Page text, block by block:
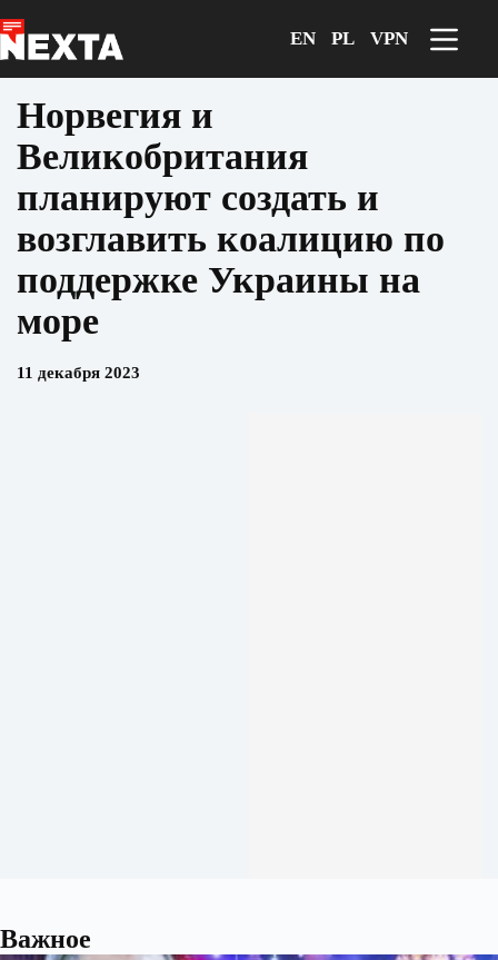
к
сути
EN PL VPN
Норвегия и
Великобритания
планируют создать и
возглавить коалицию по
поддержке Украины на
море
11 декабря 2023
Важное